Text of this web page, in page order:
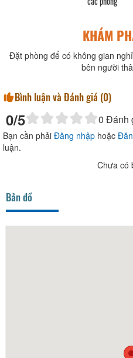
KHÁM
Đặt phòng để có không gian
bên người
Bình luận và Đánh giá (0)
0/5 0 Đánh
Bạn cần phải Đăng nhập hoặc
luận.
Chưa có
Bản đồ